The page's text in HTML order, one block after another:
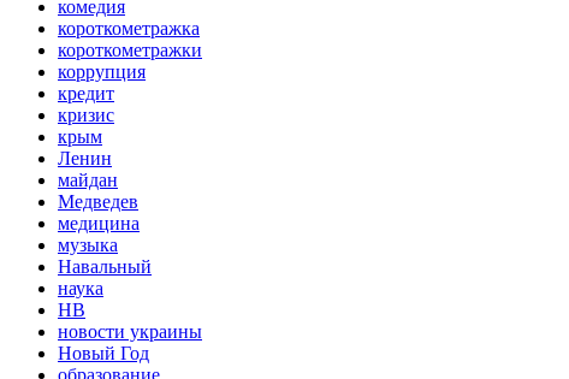
комедия
короткометражка
короткометражки
коррупция
кредит
кризис
крым
Ленин
майдан
Медведев
медицина
музыка
Навальный
наука
НВ
новости украины
Новый Год